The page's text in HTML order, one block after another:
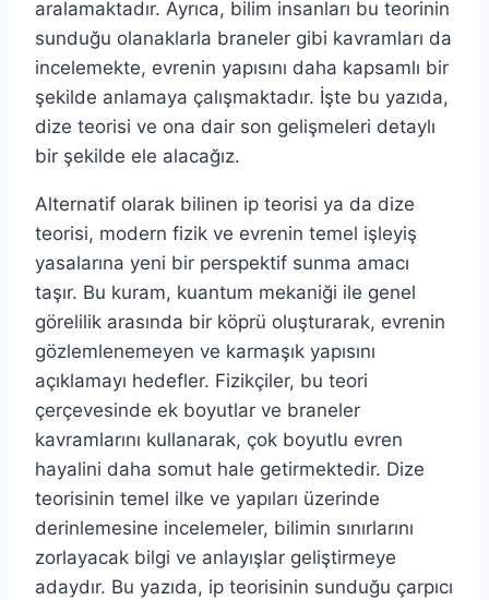
aralamaktadır. Ayrıca, bilim insanları bu teorinin
sunduğu olanaklarla braneler gibi kavramları da
incelemekte, evrenin yapısını daha kapsamlı bir
şekilde anlamaya çalışmaktadır. İşte bu yazıda,
dize teorisi ve ona dair son gelişmeleri detaylı
bir şekilde ele alacağız.
Alternatif olarak bilinen ip teorisi ya da dize
teorisi, modern fizik ve evrenin temel işleyiş
yasalarına yeni bir perspektif sunma amacı
taşır. Bu kuram, kuantum mekaniği ile genel
görelilik arasında bir köprü oluşturarak, evrenin
gözlemlenemeyen ve karmaşık yapısını
açıklamayı hedefler. Fizikçiler, bu teori
çerçevesinde ek boyutlar ve braneler
kavramlarını kullanarak, çok boyutlu evren
hayalini daha somut hale getirmektedir. Dize
teorisinin temel ilke ve yapıları üzerinde
derinlemesine incelemeler, bilimin sınırlarını
zorlayacak bilgi ve anlayışlar geliştirmeye
adaydır. Bu yazıda, ip teorisinin sunduğu çarpıcı